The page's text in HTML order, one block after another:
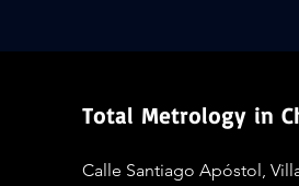
Total Metrology in
Calle Santiago Apóstol,